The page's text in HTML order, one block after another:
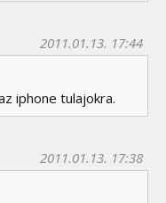
2011.01.13. 17:44
iphone tulajokra.
2011.01.13. 17:38